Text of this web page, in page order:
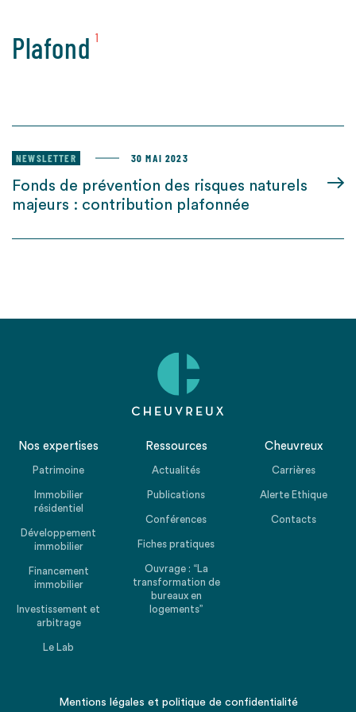
Plafond 1
NEWSLETTER 30 MAI 2023
Fonds de prévention des risques naturels
majeurs : contribution plafonnée
Nos expertises
Patrimoine
Immobilier
résidentiel
Développement
immobilier
Financement
immobilier
Investissement et
arbitrage
Le Lab
Ressources
Actualités
Publications
Conférences
Fiches pratiques
Ouvrage : “La
transformation de
bureaux en
logements”
Cheuvreux
Carrières
Alerte Ethique
Contacts
Mentions légales et politique de confidentialité